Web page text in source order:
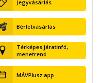
Jegyvásárlás
Bérletvásárlás
Térképes járatinfó,
menetrend
MÁVPlusz app